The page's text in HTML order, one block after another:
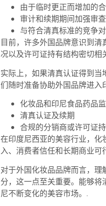
由于临时更正而增加的
审计和续期期间加强审查
与符合清真标准的竞争
目前，许多外国品牌意识到
况以及许可证持有结构密切相
实际上，如果清真认证得到
们随时准备协助外国品牌进入
化妆品和印尼食品药品
清真认证及续期
合规的分销商或许可证
在印度尼西亚的美容行业，
入、消费者信任和长期商业可
对于外国化妆品品牌而言，
分，这一点至关重要。能够
尼不断变化的美容市场。.